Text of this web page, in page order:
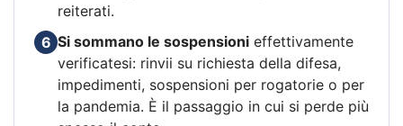
reiterati.
6 Si sommano le sospensioni effettivamente
verificatesi: rinvii su richiesta della difesa,
impedimenti, sospensioni per rogatorie o per
la pandemia. È il passaggio in cui si perde più